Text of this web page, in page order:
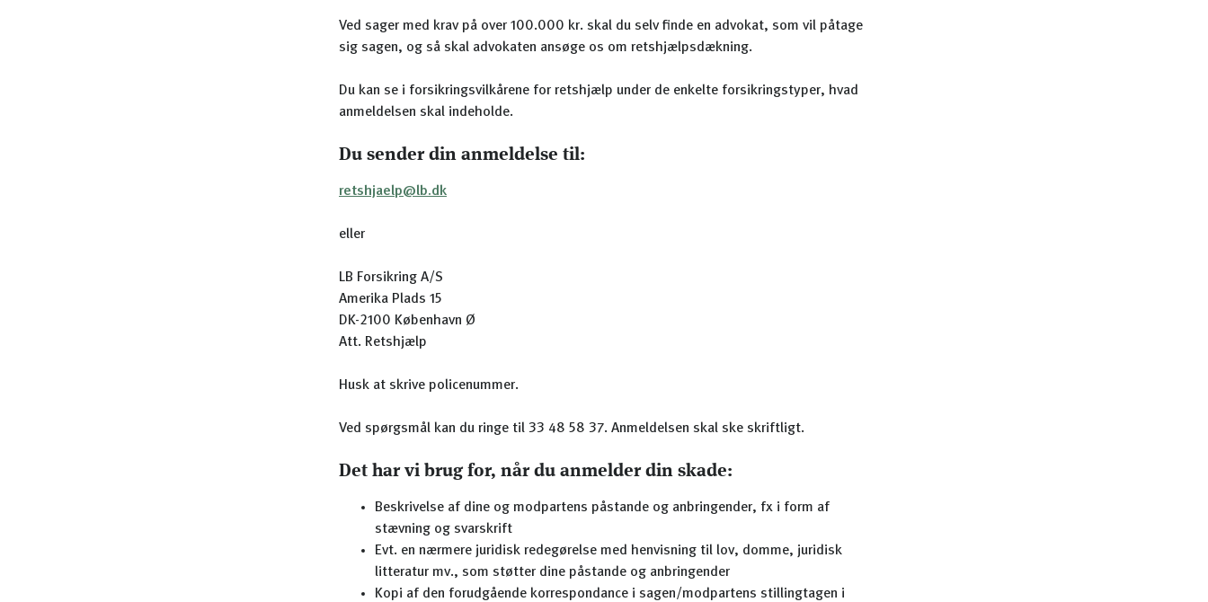
Ved sager med krav på over 100.000 kr. skal du selv finde en advokat, som vil påtage
sig sagen, og så skal advokaten ansøge os om retshjælpsdækning.
Du kan se i forsikringsvilkårene for retshjælp under de enkelte forsikringstyper, hvad
anmeldelsen skal indeholde.
Du sender din anmeldelse til:
retshjaelp@lb.dk
eller
LB Forsikring A/S
Amerika Plads 15
DK-2100 København Ø
Att. Retshjælp
Husk at skrive policenummer.
Ved spørgsmål kan du ringe til 33 48 58 37. Anmeldelsen skal ske skriftligt.
Det har vi brug for, når du anmelder din skade:
Beskrivelse af dine og modpartens påstande og anbringender, fx i form af
stævning og svarskrift
Evt. en nærmere juridisk redegørelse med henvisning til lov, domme, juridisk
litteratur mv., som støtter dine påstande og anbringender
Kopi af den forudgående korrespondance i sagen/modpartens stillingtagen i